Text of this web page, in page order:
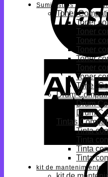
Suministros
Toner
Toner
Toner
Toner
Toner
Toner
Toner
Toner
Toner
Drum
Drum
Drum
Tintas
Tinta
Tinta
Tinta
Tinta
kit de mantenimiento